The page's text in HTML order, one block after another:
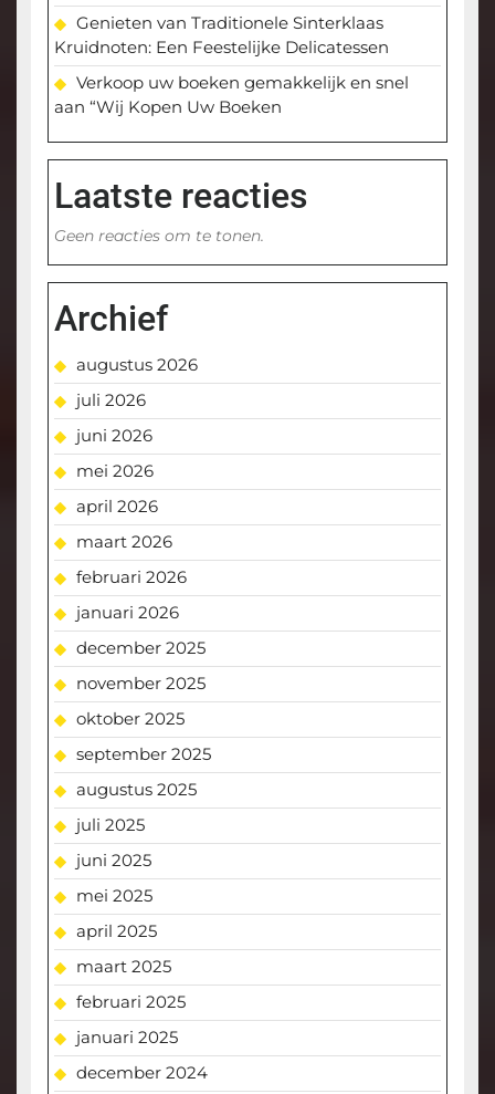
Genieten van Traditionele Sinterklaas
Kruidnoten: Een Feestelijke Delicatessen
Verkoop uw boeken gemakkelijk en snel
aan “Wij Kopen Uw Boeken
Laatste reacties
Geen reacties om te tonen.
Archief
augustus 2026
juli 2026
juni 2026
mei 2026
april 2026
maart 2026
februari 2026
januari 2026
december 2025
november 2025
oktober 2025
september 2025
augustus 2025
juli 2025
juni 2025
mei 2025
april 2025
maart 2025
februari 2025
januari 2025
december 2024